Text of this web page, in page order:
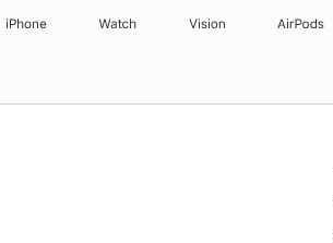
iPhone Watch Vision AirPods